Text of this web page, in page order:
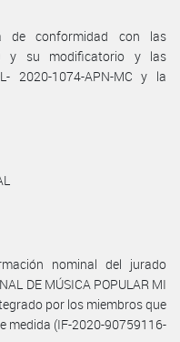
de conformidad con las
y su modificatorio y las
2020-1074-APN-MC y la
nominal del jurado
DE MÚSICA POPULAR MI
por los miembros que
medida (IF-2020-90759116-